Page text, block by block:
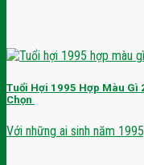
Tuổi Hợi 1995 Hợp Màu Gì
Chọn
Với những ai sinh năm